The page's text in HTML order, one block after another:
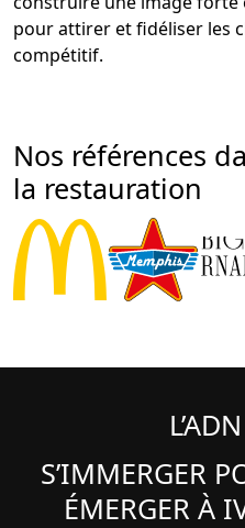
pour attirer et fidéliser les
compétitif.
Nos références
la restauration
S’IMMERGER
ÉMERGER À